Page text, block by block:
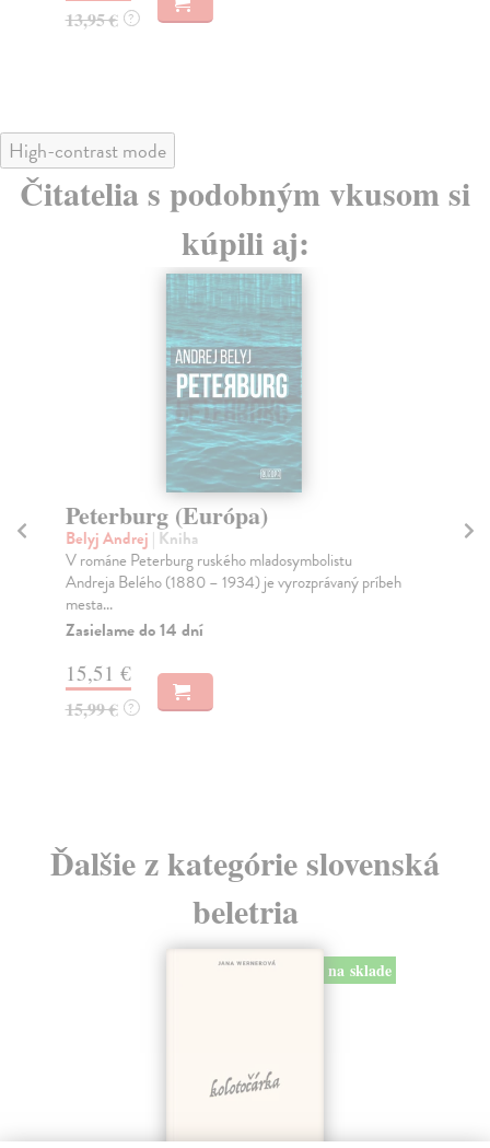
13,95 € ?
High-contrast mode
Čitatelia s podobným vkusom si
kúpili aj:
Peterburg (Európa)
Belyj Andrej | Kniha
V románe Peterburg ruského mladosymbolistu
Andreja Belého (1880 – 1934) je vyrozprávaný príbeh
mesta...
Zasielame do 14 dní
15,51 €
15,99 € ?
Ďalšie z kategórie slovenská
beletria
na sklade